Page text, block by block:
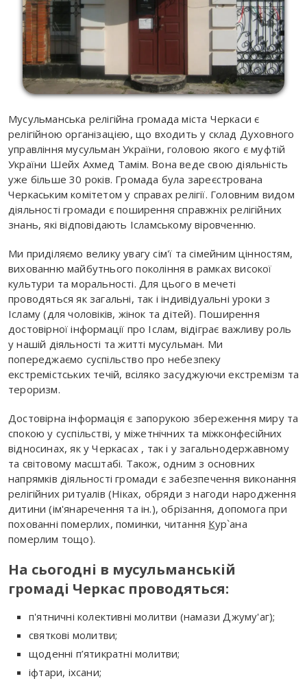
Мусульманська релігійна громада міста Черкаси є
релігійною організацією, що входить у склад Духовного
управління мусульман України, головою якого є муфтій
України Шейх Ахмед Тамім. Вона веде свою діяльність
уже більше 30 років. Громада була зареєстрована
Черкаським комітетом у справах релігії. Головним видом
діяльності громади є поширення справжніх релігійних
знань, які відповідають Ісламському віровченню.
Ми приділяємо велику увагу сім'ї та сімейним цінностям,
вихованню майбутнього покоління в рамках високої
культури та моральності. Для цього в мечеті
проводяться як загальні, так і індивідуальні уроки з
Ісламу (для чоловіків, жінок та дітей). Поширення
достовірної інформації про Іслам, відіграє важливу роль
у нашій діяльності та житті мусульман. Ми
попереджаємо суспільство про небезпеку
екстремістських течій, всіляко засуджуючи екстремізм та
тероризм.
Достовірна інформація є запорукою збереження миру та
спокою у суспільстві, у міжетнічних та міжконфесійних
відносинах, як у Черкасах , так і у загальнодержавному
та світовому масштабі. Також, одним з основних
напрямків діяльності громади є забезпечення виконання
релігійних ритуалів (Ніках, обряди з нагоди народження
дитини (ім'янаречення та ін.), обрізання, допомога при
похованні померлих, поминки, читання Кур`ана
померлим тощо).
На сьогодні в мусульманській
громаді Черкас проводяться:
п'ятничні колективні молитви (намази Джуму'аг);
святкові молитви;
щоденні п’ятикратні молитви;
іфтари, іхсани;